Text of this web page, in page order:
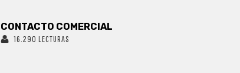
CONTACTO COMERCIAL
16.290 LECTURAS